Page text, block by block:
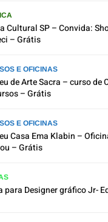
Cultural SP – Convida:
– Grátis
E OFICINAS
de Arte Sacra – curso de
– Grátis
E OFICINAS
Casa Ema Klabin –
– Grátis
para Designer gráfico Jr-